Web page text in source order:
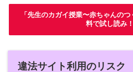
「先生のカガイ授業〜赤ちゃんの
料で試し読み！
違法サイト利用のリスク